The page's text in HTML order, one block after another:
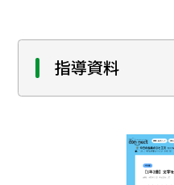
指導資料